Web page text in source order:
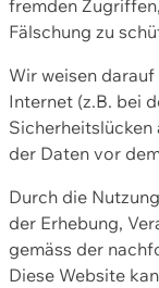
fremden
Fälschung zu
Wir weisen
Internet (z.B. bei
Sicherheitslücken
der Daten vor
Durch die
der Erhebung,
gemäss der
Diese Website